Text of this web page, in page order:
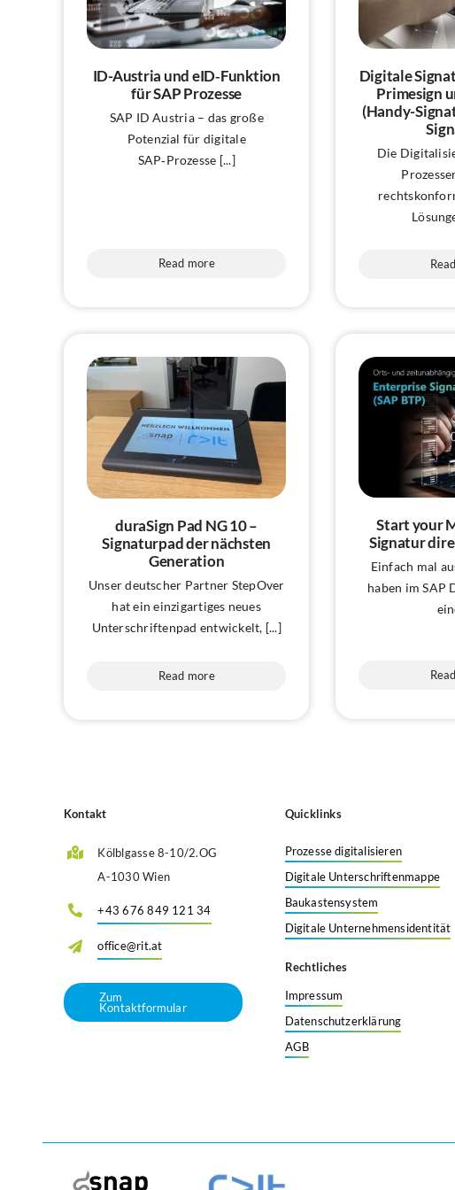
ID-Austria und eID‑Funktion
für SAP Prozesse
SAP ID Austria – das große
Potenzial für digitale
SAP‑Prozesse [...]
Read more
Digitale
Primesign
(Handy-
Die
duraSign Pad NG 10 –
Signaturpad der nächsten
Generation
Unser deutscher Partner StepOver
hat ein einzigartiges neues
Unterschriftenpad entwickelt, [...]
Read more
Start your
Signatur
Einfach mal
haben im SAP
Kontakt
Kölblgasse 8-10/2.OG
A-1030 Wien
+43 676 849 121 34
office@rit.at
Zum
Kontaktformular
Quicklinks
Prozesse digitalisieren
Digitale Unterschriftenmappe
Baukastensystem
Digitale Unternehmensidentität
Rechtliches
Impressum
Datenschutzerklärung
AGB